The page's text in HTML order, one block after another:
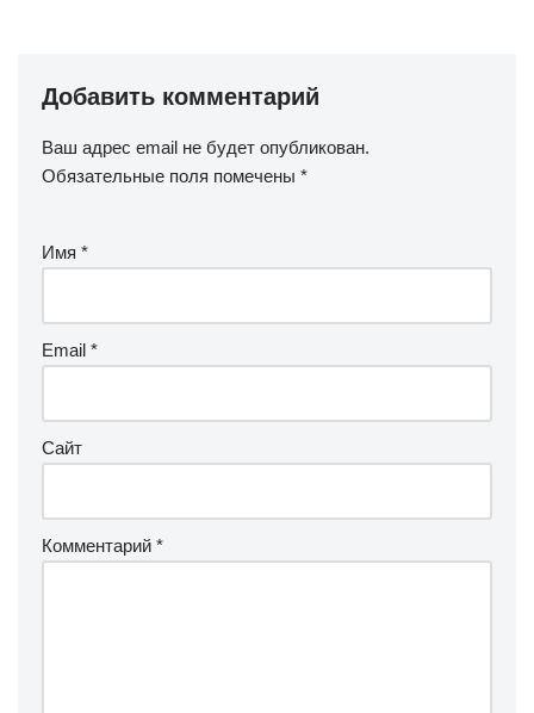
Добавить комментарий
Ваш адрес email не будет опубликован.
Обязательные поля помечены *
Имя *
Email *
Сайт
Комментарий *